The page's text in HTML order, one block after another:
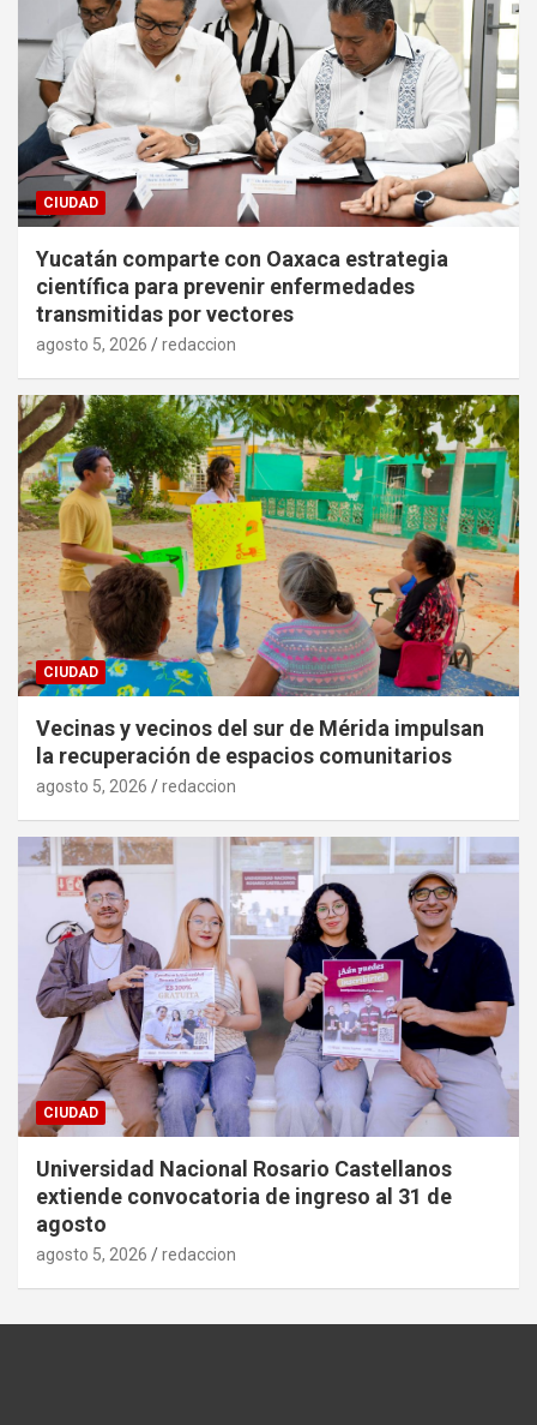
CIUDAD
Yucatán comparte con Oaxaca estrategia
científica para prevenir enfermedades
transmitidas por vectores
agosto 5, 2026 redaccion
CIUDAD
Vecinas y vecinos del sur de Mérida impulsan
la recuperación de espacios comunitarios
agosto 5, 2026 redaccion
CIUDAD
Universidad Nacional Rosario Castellanos
extiende convocatoria de ingreso al 31 de
agosto
agosto 5, 2026 redaccion